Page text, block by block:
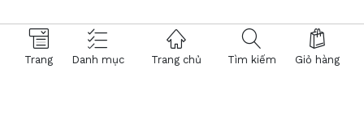
Trang Danh mục Trang chủ Tìm kiếm Giỏ hàng